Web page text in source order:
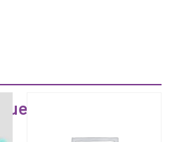
interesarte